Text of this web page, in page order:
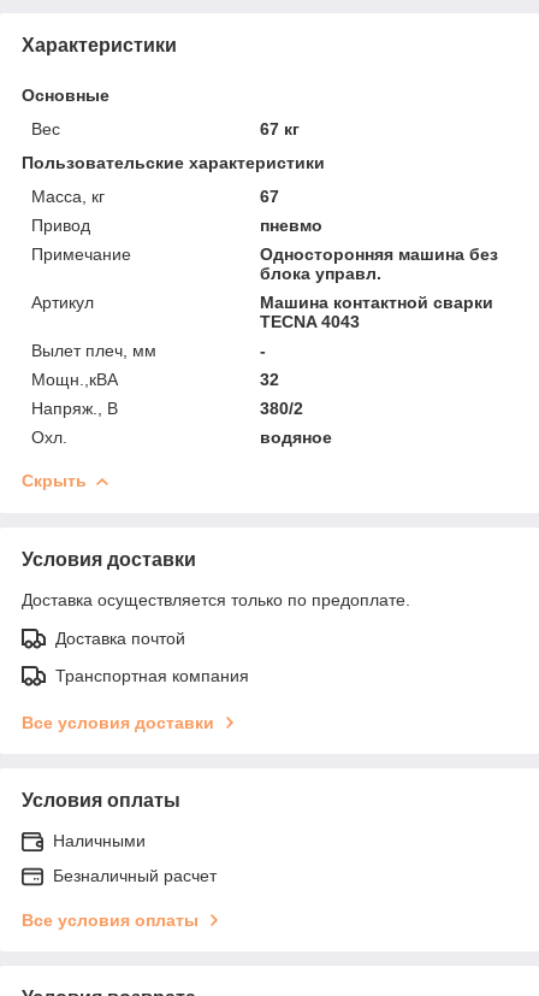
Характеристики
Основные
Вес
67 кг
Пользовательские характеристики
Масса, кг
67
Привод
пневмо
Примечание
Односторонняя машина без
блока управл.
Артикул
Машина контактной сварки
TECNA 4043
Вылет плеч, мм
-
Мощн.,кВА
32
Напряж., В
380/2
Охл.
водяное
Скрыть
Условия доставки
Доставка осуществляется только по предоплате.
Доставка почтой
Транспортная компания
Все условия доставки
Условия оплаты
Наличными
Безналичный расчет
Все условия оплаты